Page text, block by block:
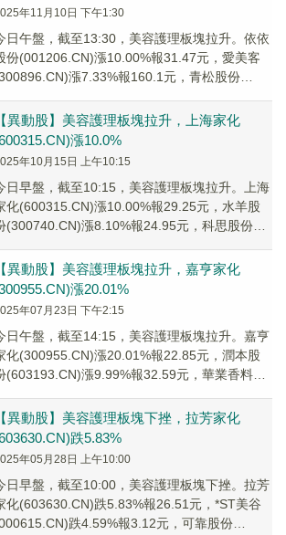
年11月10日 下午1:30
日午盤，截至13:30，美容護理板塊拉升。依依
份(001206.CN)漲10.00%報31.47元，愛美客
漲7.33%報160.1元，青松股份
【異動股】美容護理板塊拉升，上海家化
漲10.0%
年10月15日 上午10:15
日早盤，截至10:15，美容護理板塊拉升。上海
化(600315.CN)漲10.00%報29.25元，水羊股
(300740.CN)漲8.10%報24.95元，科思股份
【異動股】美容護理板塊拉升，嘉亨家化
漲20.01%
年07月23日 下午2:15
日午盤，截至14:15，美容護理板塊拉升。嘉亨
化(300955.CN)漲20.01%報22.85元，潤本股
(603193.CN)漲9.99%報32.59元，華業香料
【異動股】美容護理板塊下挫，拉芳家化
跌5.83%
年05月28日 上午10:00
日早盤，截至10:00，美容護理板塊下挫。拉芳
化(603630.CN)跌5.83%報26.51元，*ST美谷
跌4.59%報3.12元，可靠股份